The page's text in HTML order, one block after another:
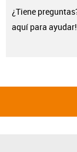
¿Tiene
aquí para ayudar!